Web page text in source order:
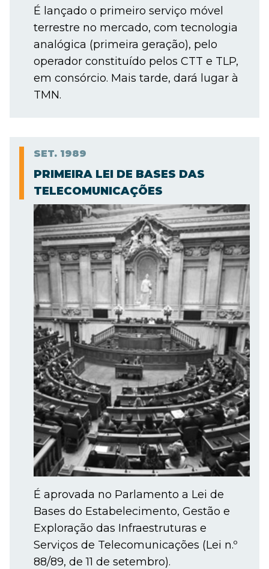
É lançado o primeiro serviço móvel
terrestre no mercado, com tecnologia
analógica (primeira geração), pelo
operador constituído pelos CTT e TLP,
em consórcio. Mais tarde, dará lugar à
TMN.
SET. 1989
PRIMEIRA LEI DE BASES DAS
TELECOMUNICAÇÕES
É aprovada no Parlamento a Lei de
Bases do Estabelecimento, Gestão e
Exploração das Infraestruturas e
Serviços de Telecomunicações (Lei n.º
88/89, de 11 de setembro).